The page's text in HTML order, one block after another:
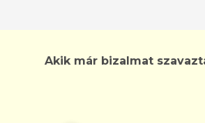
Akik már bizalmat